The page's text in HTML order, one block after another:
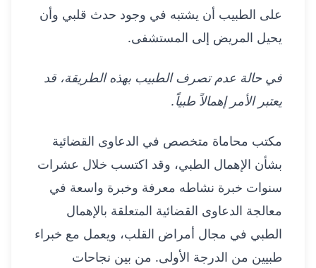
على الطبيب أن يشتبه في وجود حدث قلبي وأن
يحيل المريض إلى المستشفى.
في حالة عدم تصرف الطبيب بهذه الطريقة، قد
يعتبر الأمر إهمالاً طبياً.
مكتب محاماة متخصص في الدعاوى القضائية
بشأن الإهمال الطبي، وقد اكتسب خلال عشرات
سنوات خبرة نشاطه معرفة وخبرة واسعة في
معالجة الدعاوى القضائية المتعلقة بالإهمال
الطبي في مجال أمراض القلب، ويعمل مع خبراء
طبيين من الدرجة الأولى. من بين نجاحات